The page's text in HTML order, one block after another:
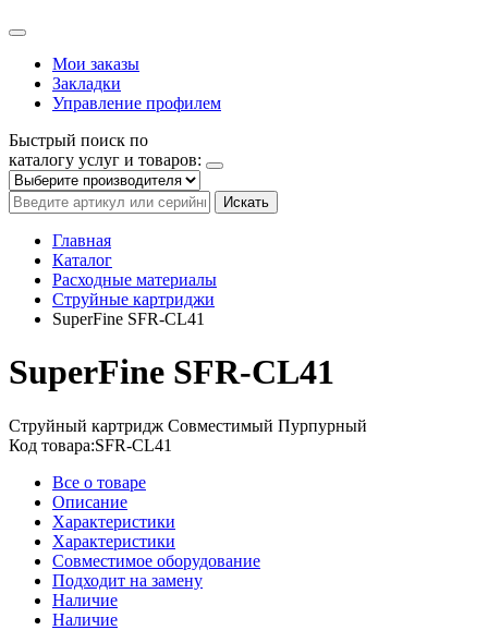
Мои заказы
Закладки
Управление профилем
Быстрый поиск по
каталогу услуг и товаров:
Искать
Главная
Каталог
Расходные материалы
Струйные картриджи
SuperFine SFR-CL41
SuperFine SFR-CL41
Струйный картридж Совместимый Пурпурный
Код товара:SFR-CL41
Все о товаре
Описание
Характеристики
Характеристики
Совместимое оборудование
Подходит на замену
Наличие
Наличие